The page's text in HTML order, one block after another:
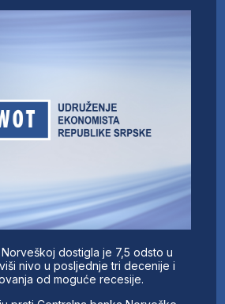
dostigla je 7,5 odsto u
nivo u posljednje tri decenije i
od moguće recesije.